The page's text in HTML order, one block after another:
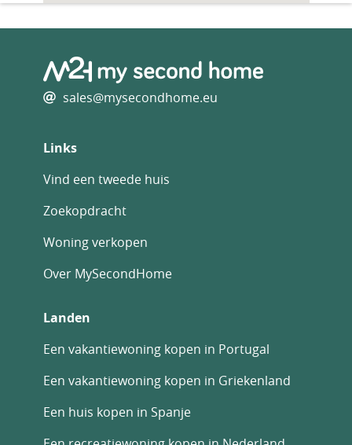
sales@mysecondhome.eu
Links
Vind een tweede huis
Zoekopdracht
Woning verkopen
Over MySecondHome
Landen
Een vakantiewoning kopen in Portugal
Een vakantiewoning kopen in Griekenland
Een huis kopen in Spanje